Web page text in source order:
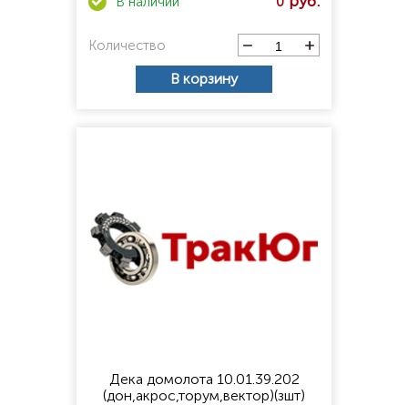
Количество
В корзину
Дека домолота 10.01.39.202
(дон,акрос,торум,вектор)(зшт)